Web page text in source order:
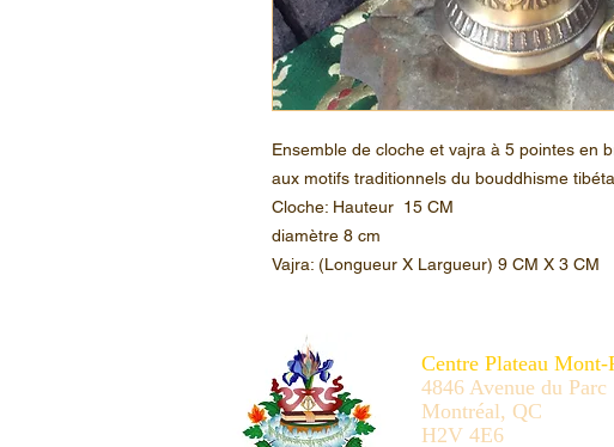
Ensemble de cloche et vajra à 5 pointes en
aux motifs traditionnels du bouddhisme
Cloche: Hauteur 15 CM
diamètre 8 cm
Vajra: (Longueur X Largueur) 9 CM X 3 CM
Centre Plateau Mont-
4846 Avenue du Parc
Montréal, QC
H2V 4E6